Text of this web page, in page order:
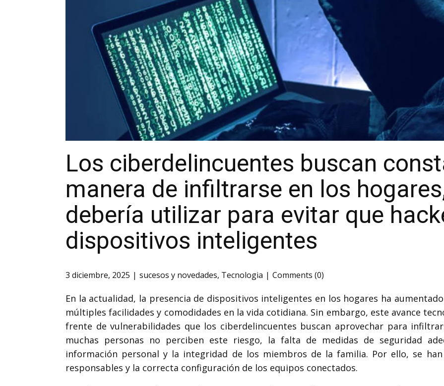
Los ciberdelincuentes buscan
manera de infiltrarse en los
debería utilizar para evitar que
dispositivos inteligentes
3 diciembre, 2025 sucesos y novedades, Tecnologia Comments (0)
En la actualidad, la presencia de dispositivos inteligentes en los hogares ha
múltiples facilidades y comodidades en la vida cotidiana. Sin embargo, este avance
frente de vulnerabilidades que los ciberdelincuentes buscan aprovechar para
muchas personas no perciben este riesgo, la falta de medidas de seguridad
información personal y la integridad de los miembros de la familia. Por ello, se
responsables y la correcta configuración de los equipos conectados.